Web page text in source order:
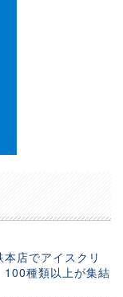
本店でアイスクリ
種類以上が集結